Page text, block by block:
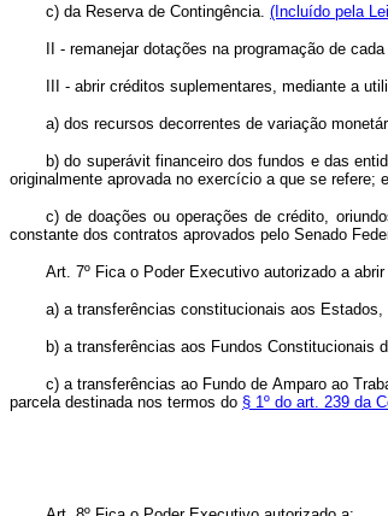
c) da Reserva de Contingência. (Incluído pela
II - remanejar dotações na programação de
III - abrir créditos suplementares, mediante a
a) dos recursos decorrentes de variação
b) do superávit financeiro dos fundos e das
originalmente aprovada no exercício a que se refere; e
c) de doações ou operações de crédito,
constante dos contratos aprovados pelo Senado
Art. 7º Fica o Poder Executivo autorizado a
a) a transferências constitucionais aos
b) a transferências aos Fundos Constitucionais
c) a transferências ao Fundo de Amparo ao
parcela destinada nos termos do § 1º do art. 239 da